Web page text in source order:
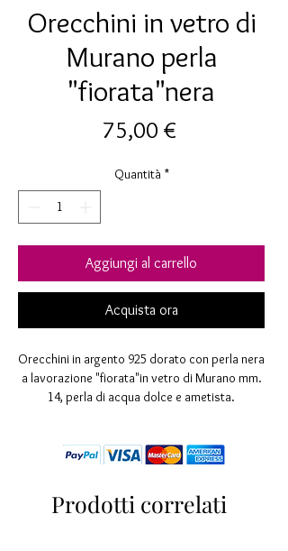
Orecchini in vetro di
Murano perla
"fiorata"nera
75,00 €Prezzo
Quantità *
Aggiungi al carrello
Acquista ora
Orecchini in argento 925 dorato con perla nera
a lavorazione "fiorata"in vetro di Murano mm.
14, perla di acqua dolce e ametista.
vetraria muranese
Lunghezza mm. 50
Prodotti correlati